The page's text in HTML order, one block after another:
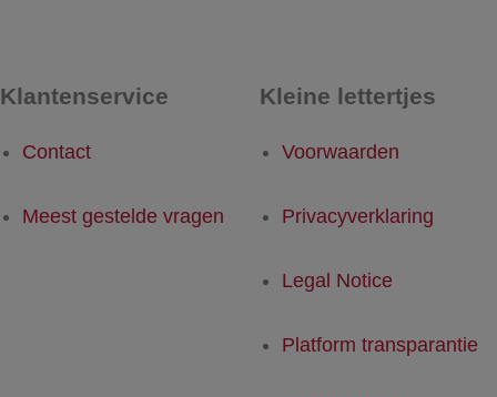
Klantenservice
Contact
Meest gestelde vragen
Kleine lettertjes
Voorwaarden
Privacyverklaring
Legal Notice
Platform transparantie